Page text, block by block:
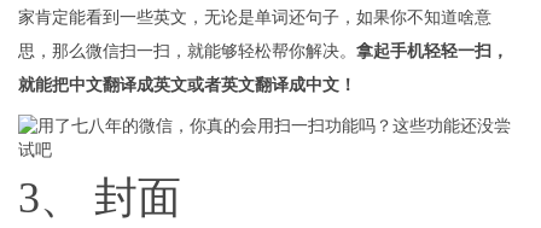
家肯定能看到一些英文，无论是单词还句子，如果你不知道啥意
思，那么微信扫一扫，就能够轻松帮你解决。 拿起手机轻轻一扫，
就能把中文翻译成英文或者英文翻译成中文！
3、 封面